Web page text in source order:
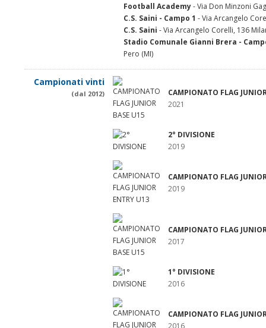
Football Academy- Via Don Minzoni
C.S. Saini - Campo 1 - Via Arcangelo
C.S. Saini - Via Arcangelo Corelli, 136
Stadio Comunale Gianni Brera -
Pero (MI)
Campionati vinti
(dal 2012)
CAMPIONATO FLAG
2021
2° DIVISIONE
2019
CAMPIONATO FLAG
2019
CAMPIONATO FLAG
2017
1° DIVISIONE
2016
CAMPIONATO FLAG
2016